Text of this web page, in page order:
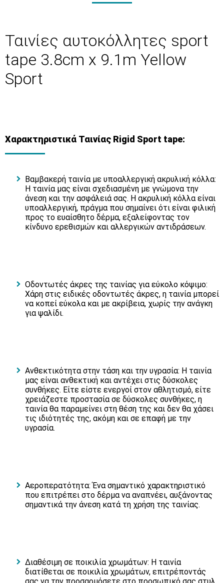
Ταινίες αυτοκόλλητες sport
tape 3.8cm x 9.1m Yellow
Sport
Χαρακτηριστικά Ταινίας Rigid Sport tape:
Βαμβακερή ταινία με υποαλλεργική ακρυλική κόλλα:
Η ταινία μας είναι σχεδιασμένη με γνώμονα την
άνεση και την ασφάλειά σας. Η ακρυλική κόλλα είναι
υποαλλεργική, πράγμα που σημαίνει ότι είναι φιλική
προς το ευαίσθητο δέρμα, εξαλείφοντας τον
κίνδυνο ερεθισμών και αλλεργικών αντιδράσεων.
Οδοντωτές άκρες της ταινίας για εύκολο κόψιμο:
Χάρη στις ειδικές οδοντωτές άκρες, η ταινία μπορεί
να κοπεί εύκολα και με ακρίβεια, χωρίς την ανάγκη
για ψαλίδι.
Ανθεκτικότητα στην τάση και την υγρασία: Η ταινία
μας είναι ανθεκτική και αντέχει στις δύσκολες
συνθήκες. Είτε είστε ενεργοί στον αθλητισμό, είτε
χρειάζεστε προστασία σε δύσκολες συνθήκες, η
ταινία θα παραμείνει στη θέση της και δεν θα χάσει
τις ιδιότητές της, ακόμη και σε επαφή με την
υγρασία.
Αεροπερατότητα: Ένα σημαντικό χαρακτηριστικό
που επιτρέπει στο δέρμα να αναπνέει, αυξάνοντας
σημαντικά την άνεση κατά τη χρήση της ταινίας.
Διαθέσιμη σε ποικιλία χρωμάτων: Η ταινία
διατίθεται σε ποικιλία χρωμάτων, επιτρέποντάς